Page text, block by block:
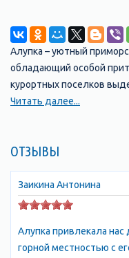
Алупка – уютный
обладающий особой
курортных поселков
Улицы города сбегают по
проспектов; узкие
и дорог в это месте
основные заведения
площади. Невероятно
с живописными
Читать далее...
ОТЗЫВЫ
Заикина Антонина
Алупка привлекала
горной местностью с